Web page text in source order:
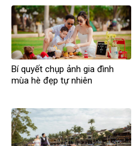
Bí quyết chụp ảnh gia đình
mùa hè đẹp tự nhiên